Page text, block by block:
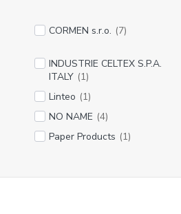
CORMEN s.r.o. (7)
INDUSTRIE CELTEX S.P.A.
ITALY (1)
Linteo (1)
NO NAME (4)
Paper Products (1)